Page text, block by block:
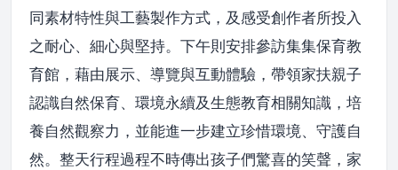
同素材特性與工藝製作方式，及感受創作者所投入
之耐心、細心與堅持。下午則安排參訪集集保育教
育館，藉由展示、導覽與互動體驗，帶領家扶親子
認識自然保育、環境永續及生態教育相關知識，培
養自然觀察力，並能進一步建立珍惜環境、守護自
然。整天行程過程不時傳出孩子們驚喜的笑聲，家